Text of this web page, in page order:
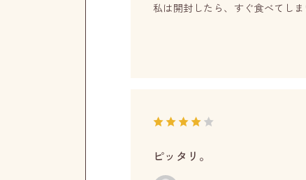
私は開封したら、すぐ食べてしま
ピッタリ。